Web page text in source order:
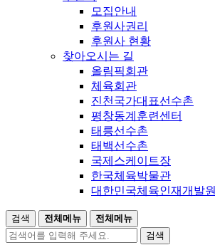
모집안내
후원사권리
후원사 현황
찾아오시는 길
올림픽회관
체육회관
진천국가대표선수촌
평창동계훈련센터
태릉선수촌
태백선수촌
국제스케이트장
한국체육박물관
대한민국체육인재개발원
검색 전체메뉴
전체메뉴
검색